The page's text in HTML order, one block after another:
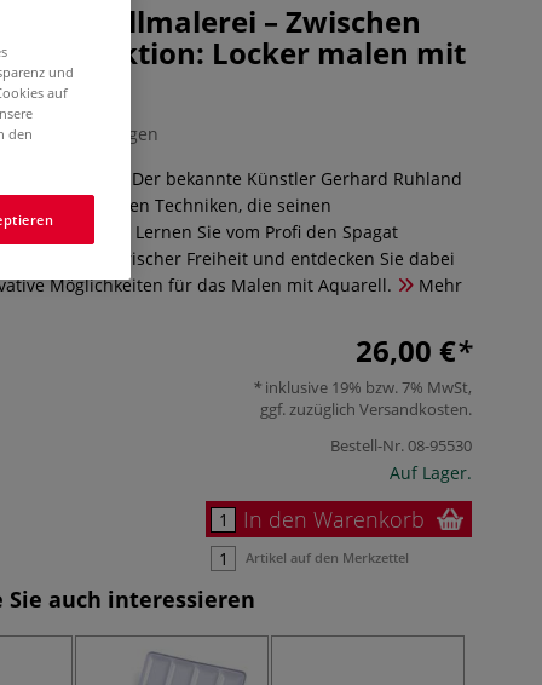
Aquarellmalerei – Zwischen
Perfektion: Locker malen mit
0 Bewertungen
interpretiert: Der bekannte Künstler Gerhard Ruhland
unorthodoxen Techniken, die seinen
ausmachen. Lernen Sie vom Profi den Spagat
und künstlerischer Freiheit und entdecken Sie dabei
Möglichkeiten für das Malen mit Aquarell.
Mehr
26,00 €
inklusive 19% bzw. 7% MwSt,
ggf. zuzüglich Versandkosten.
Bestell-Nr.08-95530
Auf Lager.
In den Warenkorb
Artikel auf den Merkzettel
Sie auch interessieren
und
auf
den